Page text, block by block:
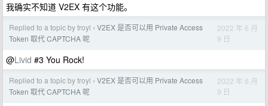
我确实不知道 V2EX 有这个功能。
Replied to a topic by troyl › V2EX 是否可以用 Private Access
Token 取代 CAPTCHA 呢
2022 年 6 月
9 日
@Livid #3 You Rock!
Replied to a topic by troyl › V2EX 是否可以用 Private Access
Token 取代 CAPTCHA 呢
2022 年 6 月
9 日